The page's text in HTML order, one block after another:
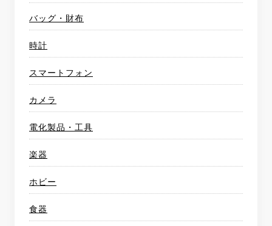
バッグ・財布
時計
スマートフォン
カメラ
電化製品・工具
楽器
ホビー
食器